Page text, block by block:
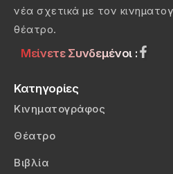
νέα σχετικά με τον
θέατρο.
Μείνετε Συνδεμένοι :
Κατηγορίες
Κινηματογράφος
Θέατρο
Βιβλία